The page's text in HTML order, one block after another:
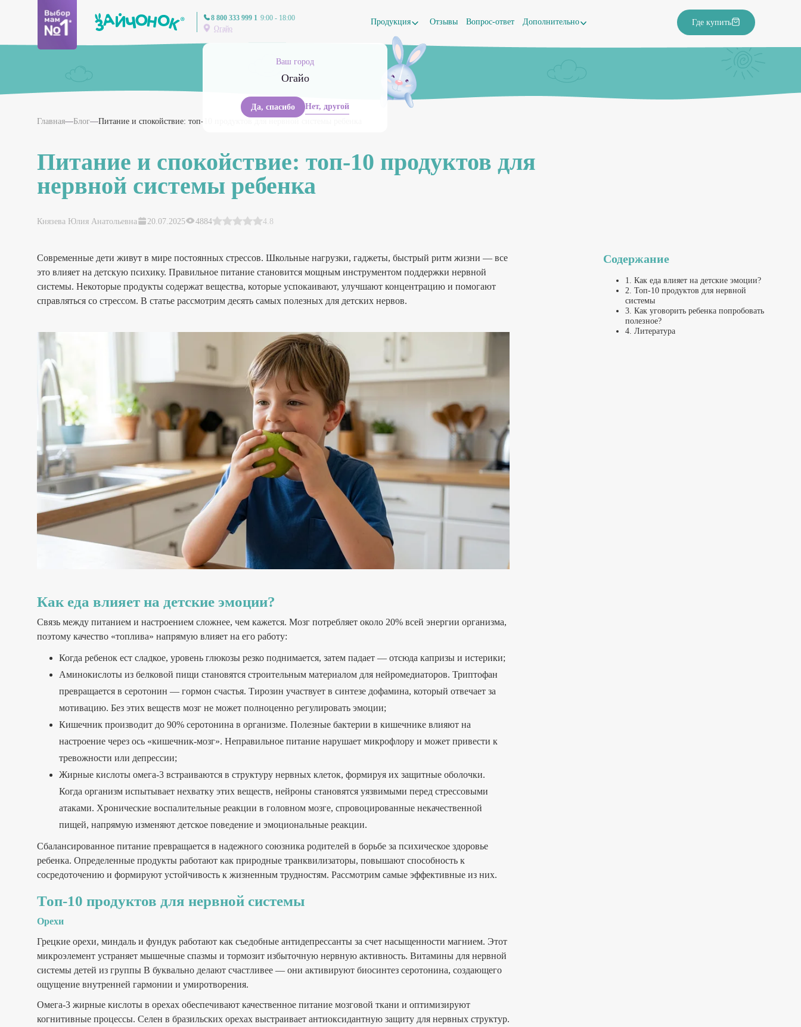
8 800 333 999 1 9:00 - 18:00
Огайо
Ваш город
Огайо
Да, спасибо Нет, другой
Продукция Отзывы Вопрос-ответ Дополнительно Где купить
Главная Блог Питание и спокойствие: топ-10 продуктов для нервной системы ребенка
Питание и спокойствие: топ-10 продуктов для
нервной системы ребенка
Князева Юлия Анатольевна 20.07.2025 4884 4.8
Содержание
1. Как еда влияет на детские эмоции?
2. Топ-10 продуктов для нервной
системы
3. Как уговорить ребенка попробовать
полезное?
4. Литература
Современные дети живут в мире постоянных стрессов. Школьные нагрузки, гаджеты, быстрый ритм жизни — все
это влияет на детскую психику. Правильное питание становится мощным инструментом поддержки нервной
системы. Некоторые продукты содержат вещества, которые успокаивают, улучшают концентрацию и помогают
справляться со стрессом. В статье рассмотрим десять самых полезных для детских нервов.
Как еда влияет на детские эмоции?
Связь между питанием и настроением сложнее, чем кажется. Мозг потребляет около 20% всей энергии организма,
поэтому качество «топлива» напрямую влияет на его работу:
Когда ребенок ест сладкое, уровень глюкозы резко поднимается, затем падает — отсюда капризы и истерики;
Аминокислоты из белковой пищи становятся строительным материалом для нейромедиаторов. Триптофан
превращается в серотонин — гормон счастья. Тирозин участвует в синтезе дофамина, который отвечает за
мотивацию. Без этих веществ мозг не может полноценно регулировать эмоции;
Кишечник производит до 90% серотонина в организме. Полезные бактерии в кишечнике влияют на
настроение через ось «кишечник-мозг». Неправильное питание нарушает микрофлору и может привести к
тревожности или депрессии;
Жирные кислоты омега-3 встраиваются в структуру нервных клеток, формируя их защитные оболочки.
Когда организм испытывает нехватку этих веществ, нейроны становятся уязвимыми перед стрессовыми
атаками. Хронические воспалительные реакции в головном мозге, спровоцированные некачественной
пищей, напрямую изменяют детское поведение и эмоциональные реакции.
Сбалансированное питание превращается в надежного союзника родителей в борьбе за психическое здоровье
ребенка. Определенные продукты работают как природные транквилизаторы, повышают способность к
сосредоточению и формируют устойчивость к жизненным трудностям. Рассмотрим самые эффективные из них.
Топ-10 продуктов для нервной системы
Орехи
Грецкие орехи, миндаль и фундук работают как съедобные антидепрессанты за счет насыщенности магнием. Этот
микроэлемент устраняет мышечные спазмы и тормозит избыточную нервную активность. Витамины для нервной
системы детей из группы В буквально делают счастливее — они активируют биосинтез серотонина, создающего
ощущение внутренней гармонии и умиротворения.
Омега-3 жирные кислоты в орехах обеспечивают качественное питание мозговой ткани и оптимизируют
когнитивные процессы. Селен в бразильских орехах выстраивает антиоксидантную защиту для нервных структур.